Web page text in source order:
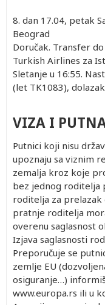
8. dan 17.04, petak
Beograd
Doručak. Transfer
Turkish Airlines za
Sletanje u 16:55.
(let TK1083),
VIZA I
Putnici koji nisu
upoznaju sa viznim
zemalja kroz koje
bez jednog roditelja
roditelja za
pratnje roditelja
overenu saglasnost
Izjava saglasnosti
Preporučuje se
zemlje EU
osiguranje…)
www.europa.rs ili u